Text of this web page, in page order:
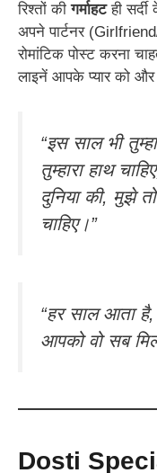
रिश्तों कीगर्माहटही
अपने पार्टनर
रोमांटिक पोस्ट करना
लाइनें आपके प्यार को और
“इस साल भी
तुम्हारा हाथ
दुनिया की, मुझे
चाहिए।”
“हर साल आता
आपको वो सब
Dosti